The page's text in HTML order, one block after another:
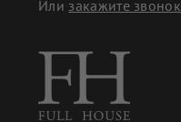
Или закажите звонок